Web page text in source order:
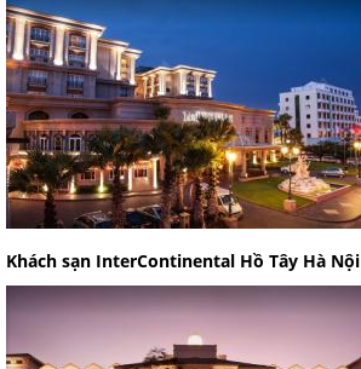
Khách sạn InterContinental Hồ Tây Hà Nội